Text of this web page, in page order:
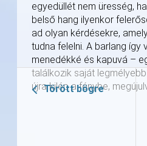
egyedüllét nem üresség,
belső hang ilyenkor
ad olyan kérdésekre,
tudna felelni. A barlang így
menedékké és kapuvá –
találkozik saját
újra kilép a fénybe,
Törött bögre